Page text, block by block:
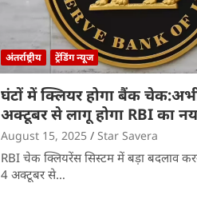
अंतर्राष्ट्रीय ट्रेंडिंग न्यूज
घंटों में क्लियर होगा बैंक
अक्टूबर से लागू होगा RBI का
August 15, 2025 Star Savera
RBI चेक क्लियरेंस सिस्टम में बड़ा बदलाव
4 अक्टूबर से…